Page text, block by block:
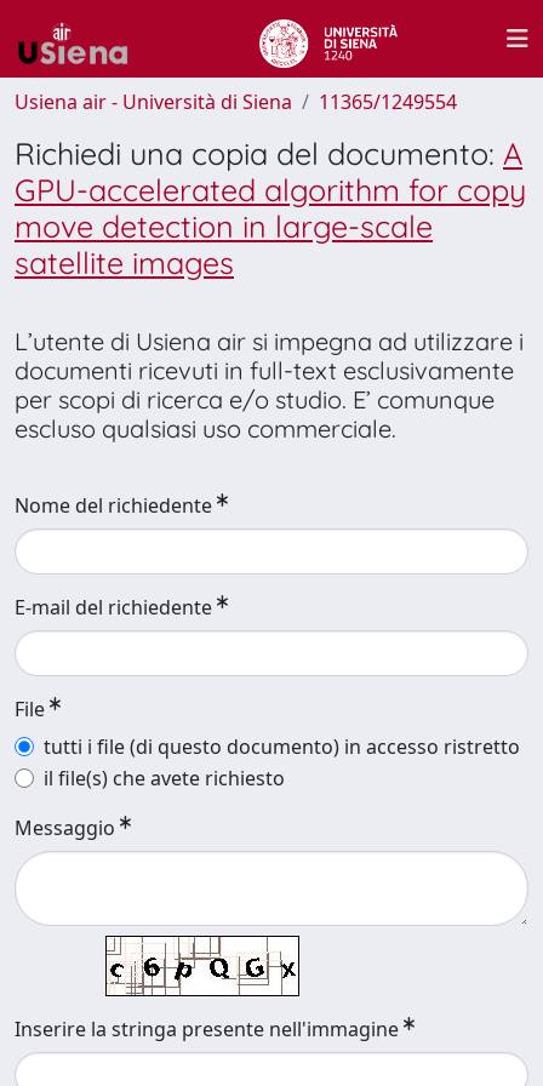
Usiena air - Università di Siena 11365/1249554
Richiedi una copia del documento: A
GPU-accelerated algorithm for copy
move detection in large-scale
satellite images
L’utente di Usiena air si impegna ad utilizzare i
documenti ricevuti in full-text esclusivamente
per scopi di ricerca e/o studio. E’ comunque
escluso qualsiasi uso commerciale.
Nome del richiedente
E-mail del richiedente
File
tutti i file (di questo documento) in accesso ristretto
il file(s) che avete richiesto
Messaggio
Inserire la stringa presente nell'immagine